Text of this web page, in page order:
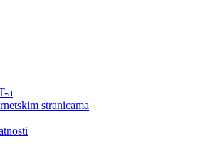
a
stranicama